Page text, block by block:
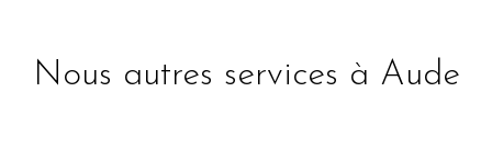
Nous autres services à Aude